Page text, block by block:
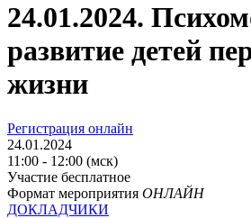
24.01.2024.
развитие детей
жизни
Регистрация онлайн
24.01.2024
11:00 - 12:00 (мск)
Участие бесплатное
Формат мероприятия ОНЛАЙН
ДОКЛАДЧИКИ